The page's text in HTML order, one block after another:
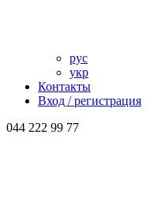
рус
укр
Контакты
Вход / регистрация
044 222 99 77